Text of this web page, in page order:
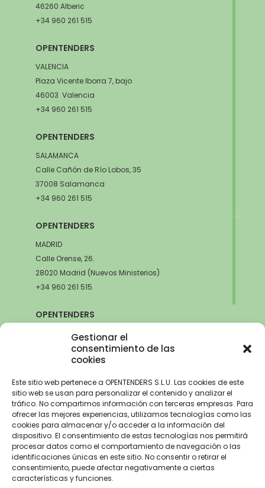
Gestionar el
consentimiento de las
cookies
Este sitio web pertenece a OPENTENDERS S.L.U. Las cookies de este
sitio web se usan para personalizar el contenido y analizar el
tráfico. No compartimos información con terceras empresas. Para
ofrecer las mejores experiencias, utilizamos tecnologías como las
cookies para almacenar y/o acceder a la información del
dispositivo. El consentimiento de estas tecnologías nos permitirá
procesar datos como el comportamiento de navegación o las
identificaciones únicas en este sitio. No consentir o retirar el
consentimiento, puede afectar negativamente a ciertas
características y funciones.
46260 Alberic
+34 960 261 515
OPENTENDERS
VALENCIA
Plaza Vicente Iborra 7, bajo
46003 Valencia
+34 960 261 515
OPENTENDERS
SALAMANCA
Calle Cañón de Río Lobos, 35
37008 Salamanca
+34 960 261 515
OPENTENDERS
MADRID
Calle Orense, 26.
28020 Madrid (Nuevos Ministerios)
+34 960 261 515
OPENTENDERS
Avda. de la Innovación, 6
41020 Sevilla
Aviso Legal–Política de Privacidad–Política de Cookies –Trabaja con
nosotros
OPENTENDERS, S.L. ha recibido una ayuda de 2900€ para
electrificación del parque automovilístico dentro del Programa de